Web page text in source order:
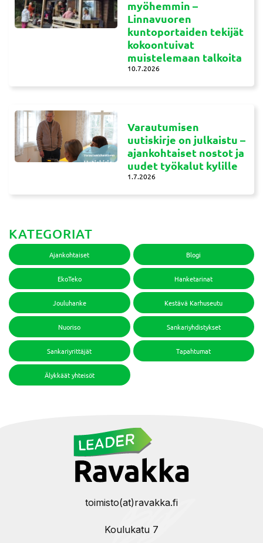
myöhemmin –
Linnavuoren
kuntoportaiden tekijät
kokoontuivat
muistelemaan talkoita
10.7.2026
Varautumisen
uutiskirje on julkaistu –
ajankohtaiset nostot ja
uudet työkalut kylille
1.7.2026
KATEGORIAT
Ajankohtaiset Blogi
EkoTeko Hanketarinat
Jouluhanke Kestävä Karhuseutu
Nuoriso Sankariyhdistykset
Sankariyrittäjät Tapahtumat
Älykkäät yhteisöt
toimisto(at)ravakka.fi
Koulukatu 7